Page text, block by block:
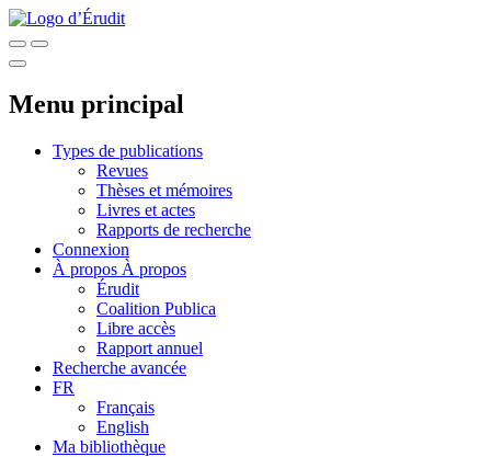
Menu principal
Types de publications
Revues
Thèses et mémoires
Livres et actes
Rapports de recherche
Connexion
À propos À propos
Érudit
Coalition Publica
Libre accès
Rapport annuel
Recherche avancée
FR
Français
English
Ma bibliothèque